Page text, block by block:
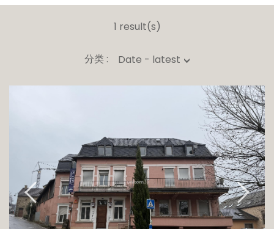
1 result(s)
分类 : Date - latest